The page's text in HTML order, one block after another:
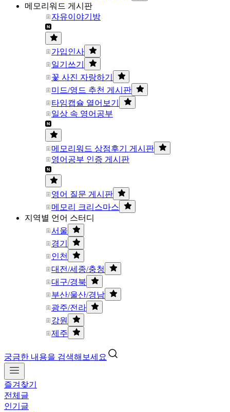
메모리워드 게시판
자유이야기방
가입인사
일기쓰기
꽃 사진 자랑하기
미드/영드 추천 게시판
타임캡슐 열어보기
일상 속 영어공부
메모리워드 상점후기 게시판
영어공부 인증 게시판
영어 질문 게시판
메모리 크리스마스
지역별 언어 스터디
서울
경기
인천
대전/세종/충청
대구/경북
부산/울산/경남
광주/전라
강원
제주
궁금한 내용을 검색해보세요
즐겨찾기
전체글
인기글